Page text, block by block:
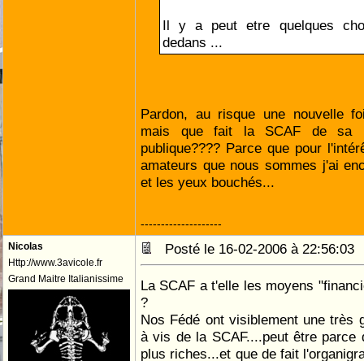
Il y a peut etre quelques
dedans ...
Pardon, au risque une nouvelle
mais que fait la SCAF de sa
publique???? Parce que pour
amateurs que nous sommes j'ai
et les yeux bouchés...
--------------------
Nicolas
Http://www.3avicole.fr
Grand Maitre Italianissime
Posté le 16-02-2006 à
La SCAF a t'elle les moyens
?
Nos Fédé ont visiblement une très
à vis de la SCAF....peut être parce
plus riches...et que de fait